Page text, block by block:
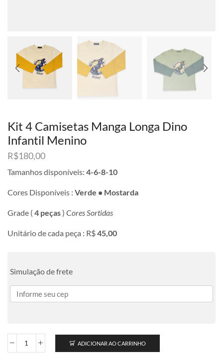
Kit 4 Camisetas Manga Longa Dino
Infantil Menino
R$180,00
Tamanhos disponíveis: 4-6-8-10
Cores Disponíveis : Verde • Mostarda
Grade ( 4 peças) Cores Sortidas
Unitário de cada peça : R$45,00
Simulação de frete
ADICIONAR AO CARRINHO